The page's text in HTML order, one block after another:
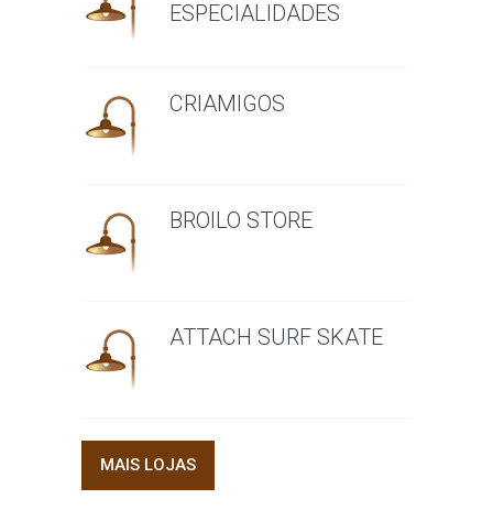
ESPECIALIDADES
CRIAMIGOS
BROILO STORE
ATTACH SURF SKATE
MAIS LOJAS